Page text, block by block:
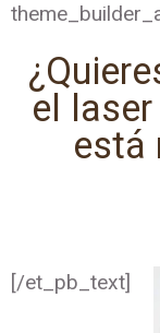
el
está
[/et_pb_text]